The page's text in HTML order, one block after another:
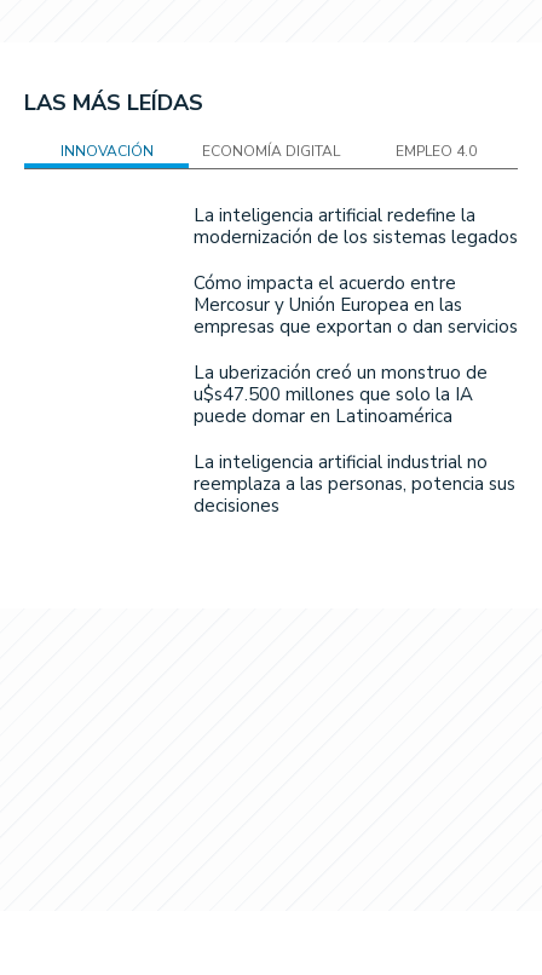
LAS MÁS LEÍDAS
INNOVACIÓN ECONOMÍA DIGITAL EMPLEO 4.0
La inteligencia artificial redefine la
modernización de los sistemas legados
Cómo impacta el acuerdo entre
Mercosur y Unión Europea en las
empresas que exportan o dan servicios
La uberización creó un monstruo de
u$s47.500 millones que solo la IA
puede domar en Latinoamérica
La inteligencia artificial industrial no
reemplaza a las personas, potencia sus
decisiones